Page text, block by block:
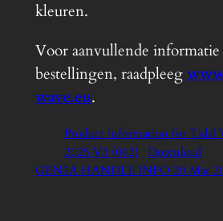
kleuren.
Voor aanvullende
bestellingen, raadpleeg
wave.eu.
Product information for Tidal
2025 V3 (002) Download
GEN2A HANDLE INFO 20 Mar